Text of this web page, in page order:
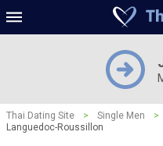
Thai Dating Site > Single Men >
Languedoc-Roussillon